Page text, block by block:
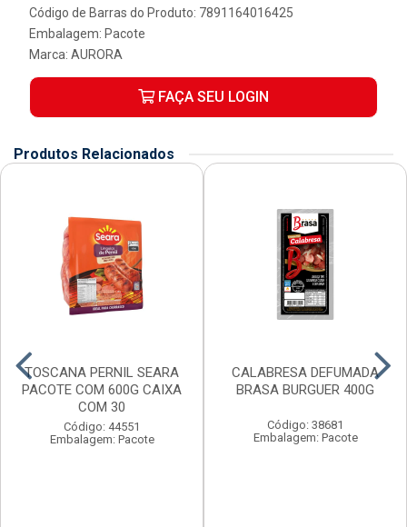
Código de Barras do Produto: 7891164016425
Embalagem: Pacote
Marca: AURORA
FAÇA SEU LOGIN
Produtos Relacionados
TOSCANA PERNIL SEARA
PACOTE COM 600G CAIXA
COM 30
Código: 44551
Embalagem: Pacote
CALABRESA DEFUMADA
BRASA BURGUER 400G
Código: 38681
Embalagem: Pacote